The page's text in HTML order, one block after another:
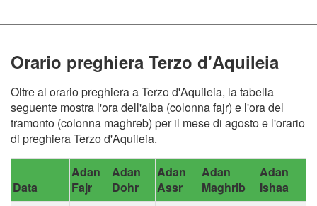
Orario preghiera Terzo d'Aquileia
Oltre al orario preghiera a Terzo d'Aquileia, la tabella
seguente mostra l'ora dell'alba (colonna fajr) e l'ora del
tramonto (colonna maghreb) per il mese di agosto e l'orario
di preghiera Terzo d'Aquileia.
Data
Adan
Fajr
Adan
Dohr
Adan
Assr
Adan
Maghrib
Adan
Ishaa